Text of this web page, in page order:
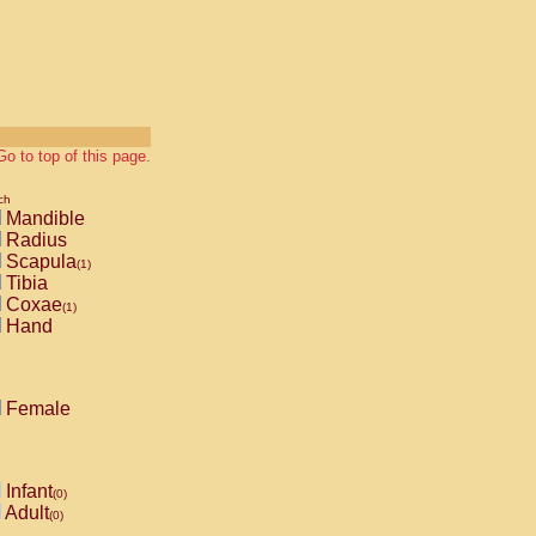
to top of this page.
Mandible
Radius
Scapula(1)
Tibia
Coxae(1)
Hand
Female
Infant(0)
Adult(0)